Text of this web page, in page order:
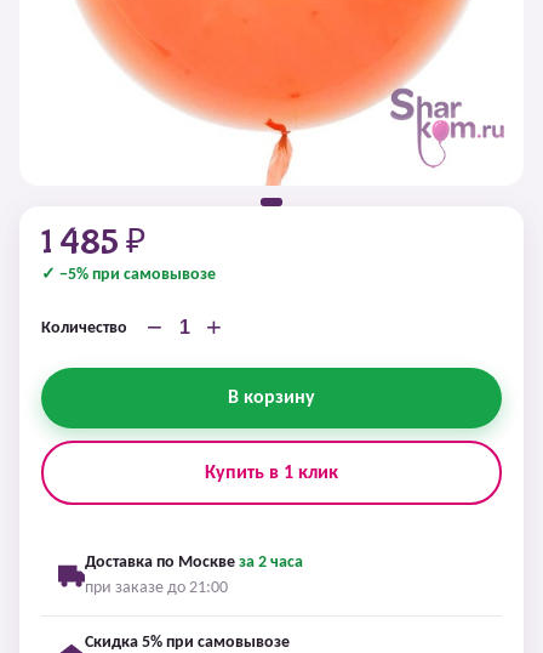
1 485 ₽
✓ −5% при самовывозе
Количество − +
В корзину
Купить в 1 клик
Доставка по Москве за 2 часа
при заказе до 21:00
Скидка 5% при самовывозе